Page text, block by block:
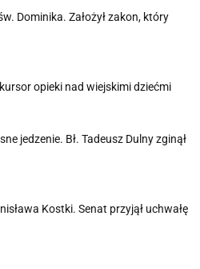
Dominika. Założył zakon, który
opieki nad wiejskimi dziećmi
jedzenie. Bł. Tadeusz Dulny zginął
Kostki. Senat przyjął uchwałę